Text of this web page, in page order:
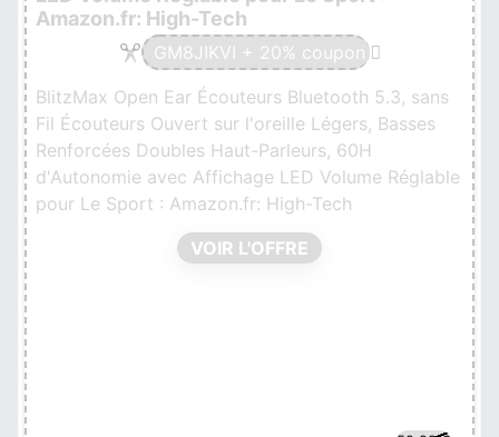
Amazon.fr: High-Tech
GM8JIKVI + 20% coupon
BlitzMax Open Ear Écouteurs Bluetooth 5.3, sans
Fil Écouteurs Ouvert sur l'oreille Légers, Basses
Renforcées Doubles Haut-Parleurs, 60H
d'Autonomie avec Affichage LED Volume Réglable
pour Le Sport : Amazon.fr: High-Tech
VOIR L'OFFRE